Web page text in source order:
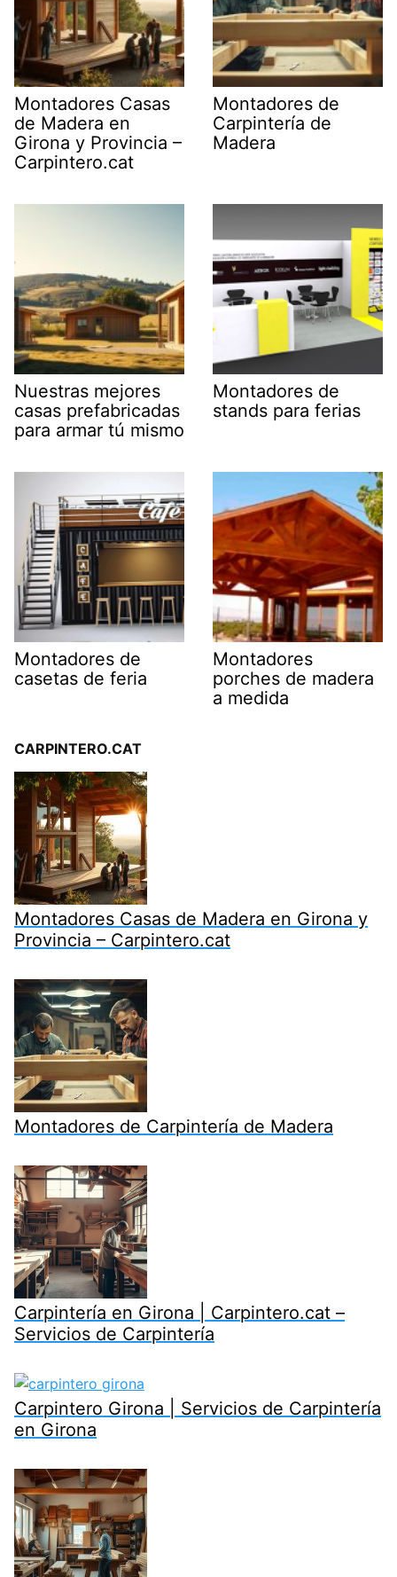
Montadores Casas
de Madera en
Girona y Provincia –
Carpintero.cat
Montadores de
Carpintería de
Madera
Nuestras mejores
casas prefabricadas
para armar tú mismo
Montadores de
stands para ferias
Montadores de
casetas de feria
Montadores
porches de madera
a medida
CARPINTERO.CAT
Montadores Casas de Madera en Girona y
Provincia – Carpintero.cat
Montadores de Carpintería de Madera
Carpintería en Girona | Carpintero.cat –
Servicios de Carpintería
Carpintero Girona | Servicios de Carpintería
en Girona